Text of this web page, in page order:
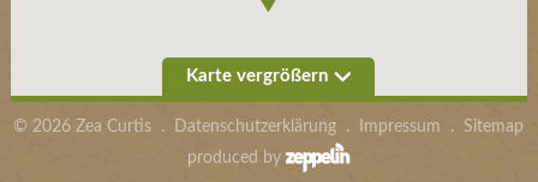
Karte vergrößern
© 2026 Zea Curtis . Datenschutzerklärung . Impressum .Sitemap
produced by